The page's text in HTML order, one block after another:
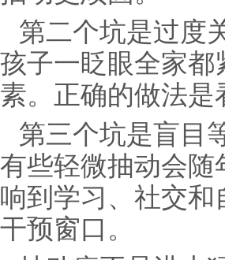
第二个坑是过度
孩子一眨眼全家
素。正确的做法
第三个坑是盲目
有些轻微抽动会
响到学习、社交
干预窗口。